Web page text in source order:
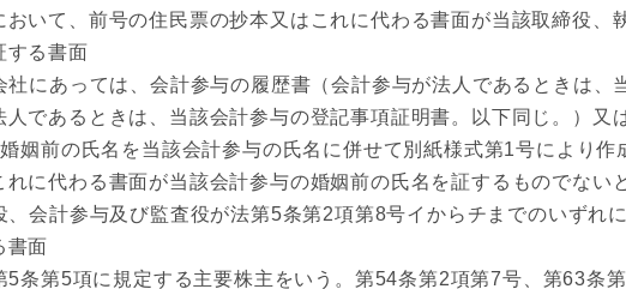
おいて、前号の住民票の抄本又はこれに代わる書面が当該取締役
する書面
にあっては、会計参与の履歴書（会計参与が法人であるときは
人であるときは、当該会計参与の登記事項証明書。以下同じ。）又
姻前の氏名を当該会計参与の氏名に併せて別紙様式第1号により
れに代わる書面が当該会計参与の婚姻前の氏名を証するものでない
会計参与及び監査役が法第5条第2項第8号イからチまでのいずれ
書面
条第5項に規定する主要株主をいう。第54条第2項第7号、第63条